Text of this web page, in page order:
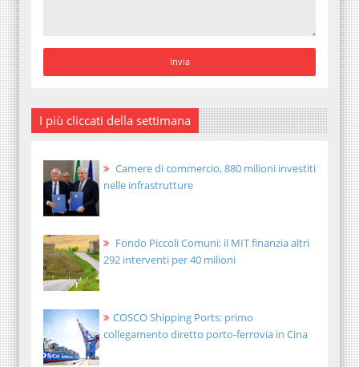
I più cliccati della settimana
Camere di commercio, 880 milioni investiti
nelle infrastrutture
Fondo Piccoli Comuni: il MIT finanzia altri
292 interventi per 40 milioni
COSCO Shipping Ports: primo
collegamento diretto porto-ferrovia in Cina